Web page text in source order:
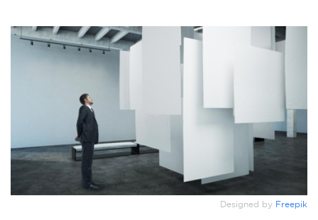
Designed by Freepik